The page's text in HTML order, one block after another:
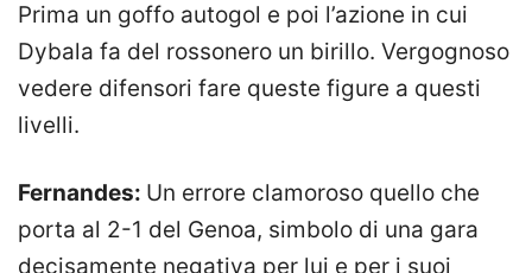
Prima un goffo autogol e poi l’azione in cui
Dybala fa del rossonero un birillo. Vergognoso
vedere difensori fare queste figure a questi
livelli.
Fernandes: Un errore clamoroso quello che
porta al 2-1 del Genoa, simbolo di una gara
decisamente negativa per lui e per i suoi